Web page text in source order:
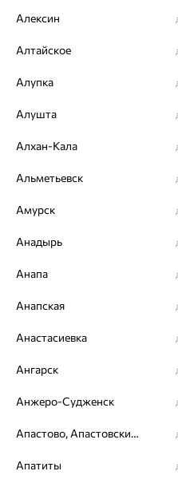
Цвет циферблата:
Бренд:НИКА
Цвет и фактура
Для кого:
Механизм:
Стекло:минеральное с
Коллекция:Slimline
Гарантия и возврат
Похожие изделия
Алексин
Алтайское
Алупка
Алушта
Алхан-Кала
Альметьевск
Амурск
Анадырь
Анапа
Анапская
Анастасиевка
Ангарск
Анжеро-Судженск
Апастово, Апастовский район
Апатиты